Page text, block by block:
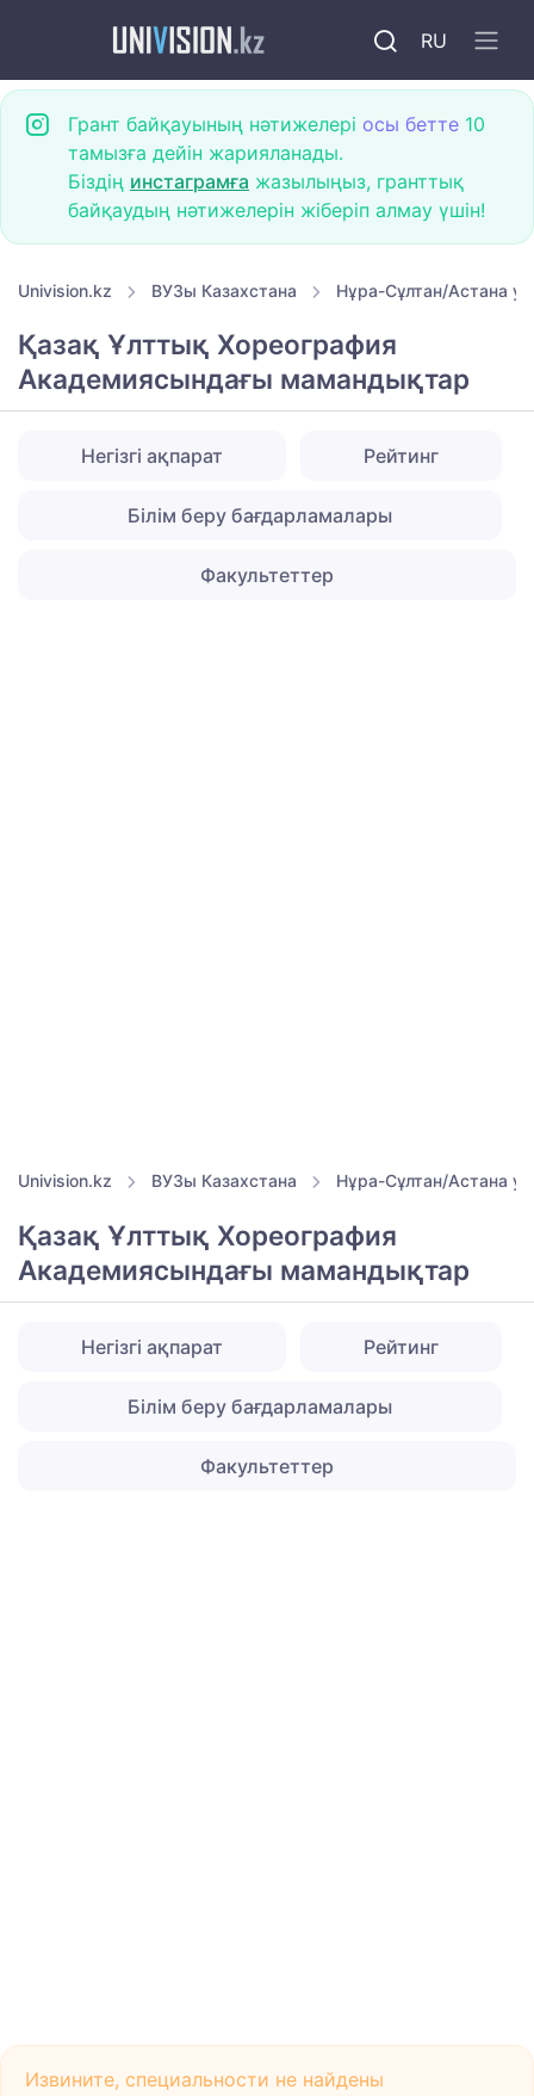
RU
Грант байқауының нәтижелері осы бетте 10
тамызға дейін жарияланады.
Біздің инстаграмға жазылыңыз, гранттық
байқаудың нәтижелерін жіберіп алмау үшін!
Univision.kz ВУЗы Казахстана Нұра-Сұлтан/Астана
Қазақ Ұлттық Хореография
Академиясындағы мамандықтар
Негізгі ақпарат Рейтинг
Білім беру бағдарламалары
Факультеттер
Univision.kz ВУЗы Казахстана Нұра-Сұлтан/Астана
Қазақ Ұлттық Хореография
Академиясындағы мамандықтар
Негізгі ақпарат Рейтинг
Білім беру бағдарламалары
Факультеттер
Извините, специальности не найдены